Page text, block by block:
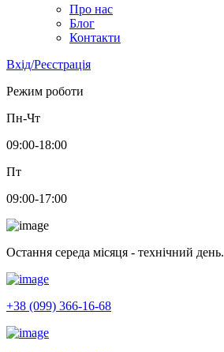
Про нас
Блог
Контакти
Вхід/Реєстрація
Режим роботи
Пн-Чт
09:00-18:00
Пт
09:00-17:00
Остання середа місяця - технічний день.
+38 (099) 366-16-68